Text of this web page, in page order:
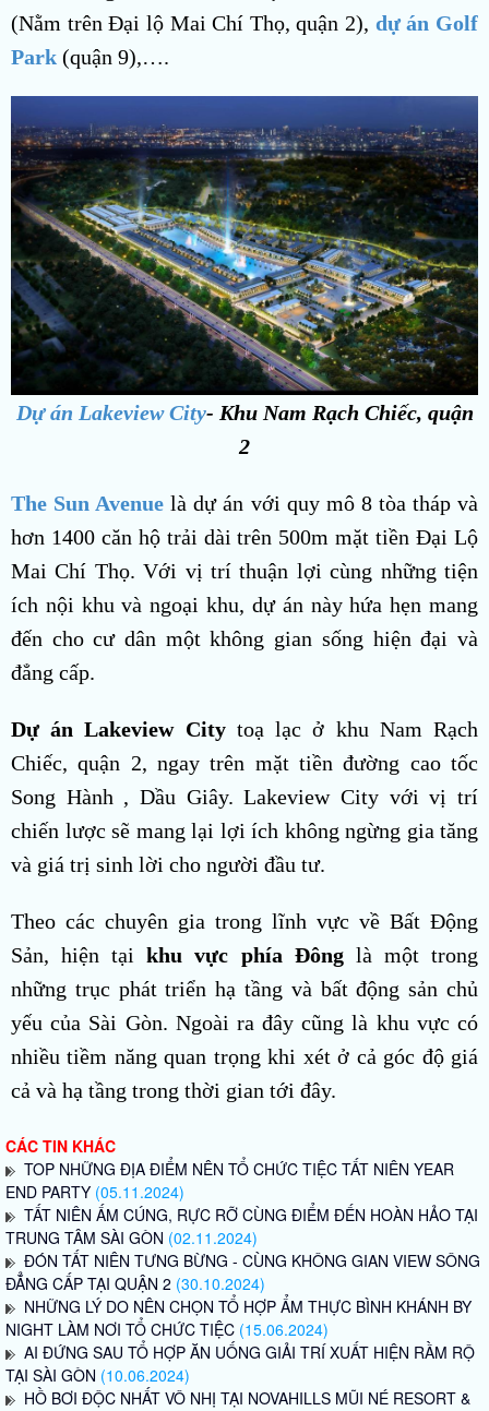
(Nằm trên Đại lộ Mai Chí Thọ, quận 2), dự án Golf
Park (quận 9),….
Dự án Lakeview City- Khu Nam Rạch Chiếc, quận
2
The Sun Avenue là dự án với quy mô 8 tòa tháp và
hơn 1400 căn hộ trải dài trên 500m mặt tiền Đại Lộ
Mai Chí Thọ. Với vị trí thuận lợi cùng những tiện
ích nội khu và ngoại khu, dự án này hứa hẹn mang
đến cho cư dân một không gian sống hiện đại và
đẳng cấp.
Dự án Lakeview Citytoạ lạc ở khu Nam Rạch
Chiếc, quận 2, ngay trên mặt tiền đường cao tốc
Song Hành , Dầu Giây. Lakeview City với vị trí
chiến lược sẽ mang lại lợi ích không ngừng gia tăng
và giá trị sinh lời cho người đầu tư.
Theo các chuyên gia trong lĩnh vực về Bất Động
Sản, hiện tại khu vực phía Đônglà một trong
những trục phát triển hạ tầng và bất động sản chủ
yếu của Sài Gòn. Ngoài ra đây cũng là khu vực có
nhiều tiềm năng quan trọng khi xét ở cả góc độ giá
cả và hạ tầng trong thời gian tới đây.
CÁC TIN KHÁC
TOP NHỮNG ĐỊA ĐIỂM NÊN TỔ CHỨC TIỆC TẤT NIÊN YEAR
END PARTY (05.11.2024)
TẤT NIÊN ẤM CÚNG, RỰC RỠ CÙNG ĐIỂM ĐẾN HOÀN HẢO TẠI
TRUNG TÂM SÀI GÒN (02.11.2024)
ĐÓN TẤT NIÊN TƯNG BỪNG - CÙNG KHÔNG GIAN VIEW SÔNG
ĐẲNG CẤP TẠI QUẬN 2 (30.10.2024)
NHỮNG LÝ DO NÊN CHỌN TỔ HỢP ẨM THỰC BÌNH KHÁNH BY
NIGHT LÀM NƠI TỔ CHỨC TIỆC (15.06.2024)
AI ĐỨNG SAU TỔ HỢP ĂN UỐNG GIẢI TRÍ XUẤT HIỆN RẦM RỘ
TẠI SÀI GÒN (10.06.2024)
HỒ BƠI ĐỘC NHẤT VÔ NHỊ TẠI NOVAHILLS MŨI NÉ RESORT &